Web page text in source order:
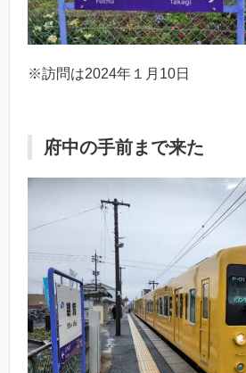
※訪問は2024年１月10日
府中の手前まで来た